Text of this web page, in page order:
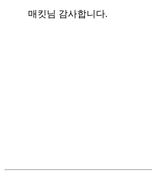
매킷님 감사합니다.